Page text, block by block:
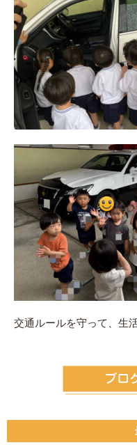
交通ルールを守って、生